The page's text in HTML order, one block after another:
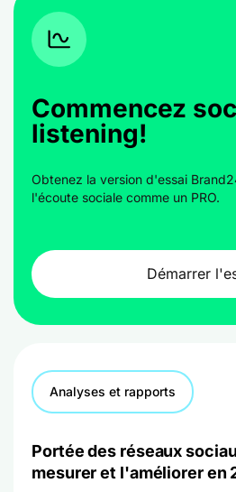
Commencez
listening!
Obtenez la version d'essai
l'écoute sociale comme un PRO.
Démarrer
Analyses et rapports
Portée des réseaux
mesurer et l'améliorer en